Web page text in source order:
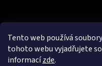
Tento web používá
tohoto webu vyjadřujete
informacízde.